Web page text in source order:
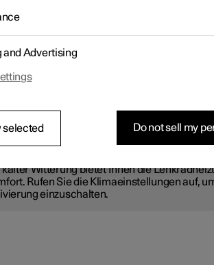
Witterung sorgt die Lenkradheizung für
Sie schalten die Lenkradheizung über
Sie am unteren Displayrand auf das
Sie die gewünschte Stufe der
kalter Witterung bietet Ihnen die
Rufen Sie die Klimaeinstellungen auf,
einzuschalten.
and Advertising
selected Do not sell my